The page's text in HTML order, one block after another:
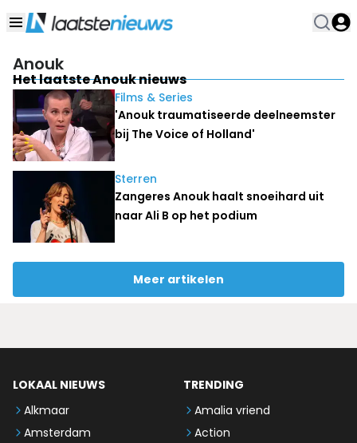
Anouk
Het laatste Anouk nieuws
Films & Series
'Anouk traumatiseerde deelneemster
bij The Voice of Holland'
Sterren
Zangeres Anouk haalt snoeihard uit
naar Ali B op het podium
Meer artikelen
LOKAAL NIEUWS
Alkmaar
Amsterdam
TRENDING
Amalia vriend
Action